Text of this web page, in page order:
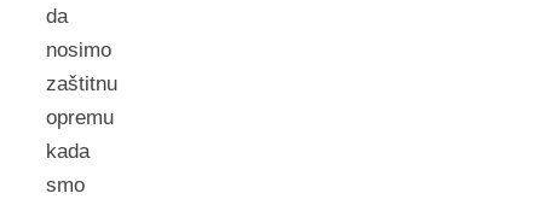
da
nosimo
zaštitnu
opremu
kada
smo